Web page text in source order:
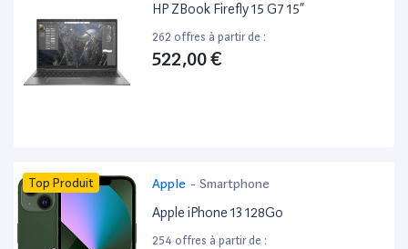
HP ZBook Firefly 15 G7 15”
262 offres à partir de :
522,00 €
Top Produit Apple - Smartphone
Apple iPhone 13 128Go
254 offres à partir de :